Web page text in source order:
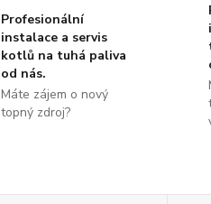
Profesionální
instalace a servis
kotlů na tuhá paliva
od nás.
Máte zájem o nový
topný zdroj?